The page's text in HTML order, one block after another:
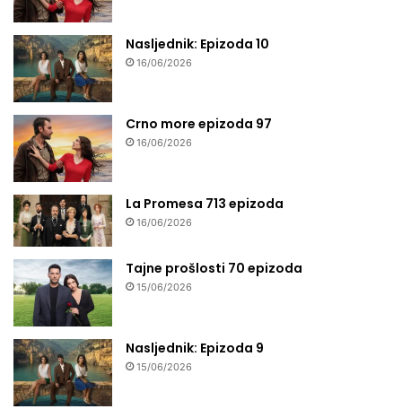
Nasljednik: Epizoda 10
16/06/2026
Crno more epizoda 97
16/06/2026
La Promesa 713 epizoda
16/06/2026
Tajne prošlosti 70 epizoda
15/06/2026
Nasljednik: Epizoda 9
15/06/2026